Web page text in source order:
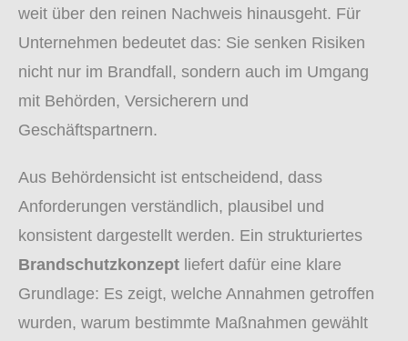
weit über den reinen Nachweis hinausgeht. Für
Unternehmen bedeutet das: Sie senken Risiken
nicht nur im Brandfall, sondern auch im Umgang
mit Behörden, Versicherern und
Geschäftspartnern.
Aus Behördensicht ist entscheidend, dass
Anforderungen verständlich, plausibel und
konsistent dargestellt werden. Ein strukturiertes
Brandschutzkonzept liefert dafür eine klare
Grundlage: Es zeigt, welche Annahmen getroffen
wurden, warum bestimmte Maßnahmen gewählt